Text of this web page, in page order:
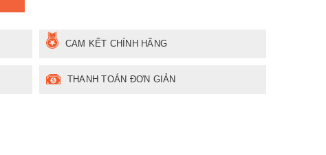
CAM KẾT CHÍNH HÃNG
THANH TOÁN ĐƠN GIẢN